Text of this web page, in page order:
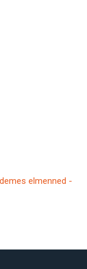
elmenned -